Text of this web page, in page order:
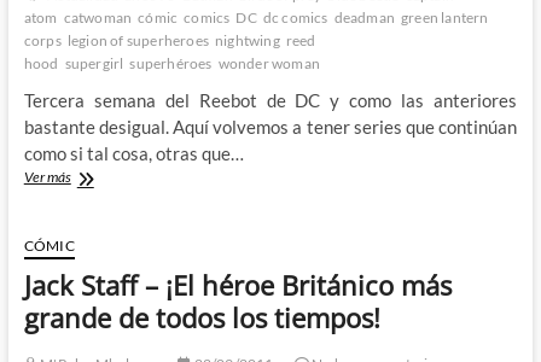
aburrimiento
atom catwoman cómic comics DC dc comics deadman green lantern
corps legion of superheroes nightwing reed
hood supergirl superhéroes wonder woman
Tercera semana del Reebot de DC y como las anteriores
bastante desigual. Aquí volvemos a tener series que continúan
como si tal cosa, otras que…
Ver másBatería
del
New
52
DC
CÓMIC
Jack Staff – ¡El héroe Británico más
grande de todos los tiempos!